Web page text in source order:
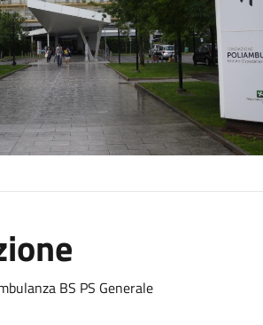
BS PS Generale